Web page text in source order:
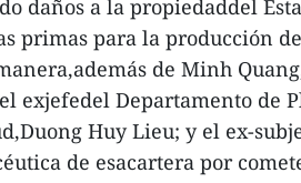
daños a la propiedaddel
primas para la producción
de Minh
exjefedel Departamento
Huy Lieu; y el ex-
de esacartera por